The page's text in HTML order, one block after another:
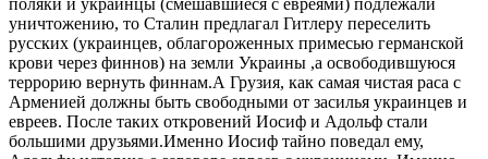
поляки и украинцы (смешавшиеся с евреями) подлежали
уничтожению, то Сталин предлагал Гитлеру переселить
русских (украинцев, облагороженных примесью германской
крови через финнов) на земли Украины ,а освободившуюся
террорию вернуть финнам.А Грузия, как самая чистая раса с
Арменией должны быть свободными от засилья украинцев и
евреев. После таких откровений Иосиф и Адольф стали
большими друзьями.Именно Иосиф тайно поведал ему,